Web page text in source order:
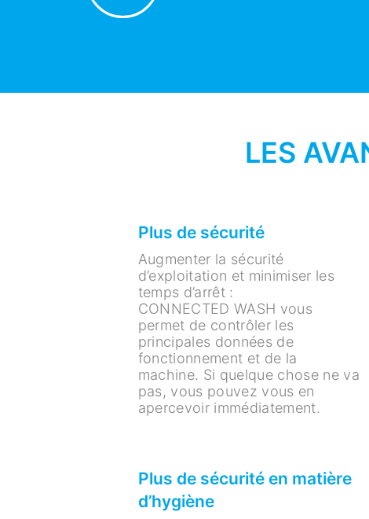
LES
Plus de sécurité
Augmenter la sécurité
d’exploitation et minimiser les
temps d’arrêt :
CONNECTED WASH vous
permet de contrôler les
principales données de
fonctionnement et de la
machine. Si quelque chose ne va
pas, vous pouvez vous en
apercevoir immédiatement.
Plus de sécurité en matière
d’hygiène